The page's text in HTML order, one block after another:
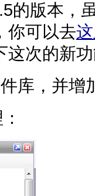
的版本，
你可以去
这次的新
库，并增